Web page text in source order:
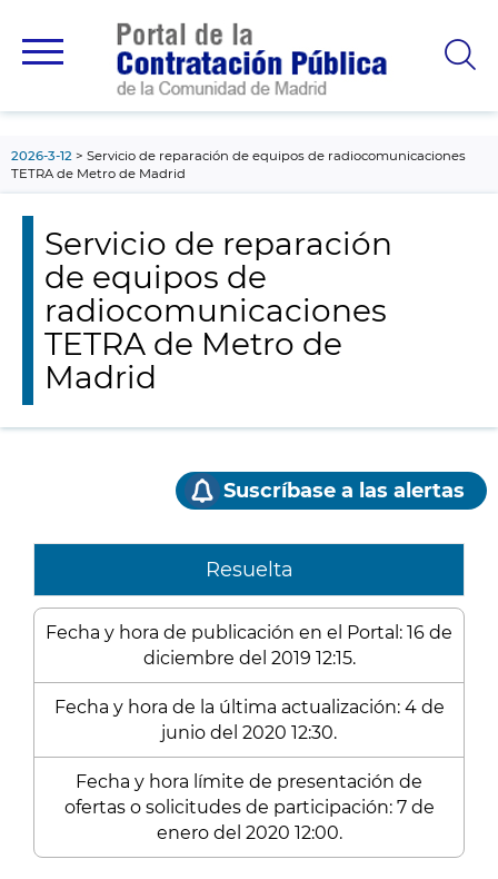
principal
2026-3-12
Servicio de reparación de equipos de radiocomunicaciones
TETRA de Metro de Madrid
Servicio de reparación
de equipos de
radiocomunicaciones
TETRA de Metro de
Madrid
Suscríbase a las alertas
Resuelta
Fecha y hora de publicación en el Portal: 16 de
diciembre del 2019 12:15.
Fecha y hora de la última actualización: 4 de
junio del 2020 12:30.
Fecha y hora límite de presentación de
ofertas o solicitudes de participación: 7 de
enero del 2020 12:00.